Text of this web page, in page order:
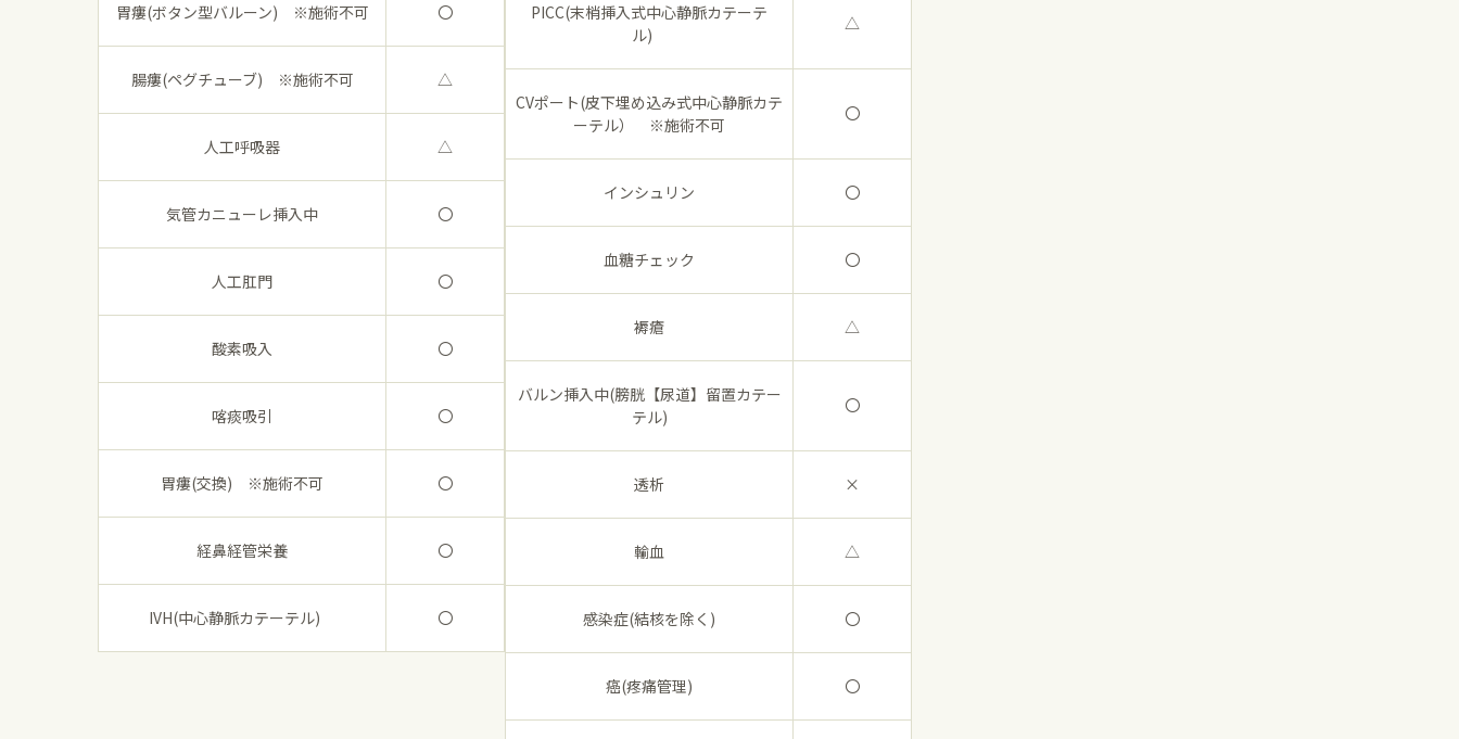
胃瘻(ボタン型バルーン) ※施術不可 〇
腸瘻(ペグチューブ) ※施術不可 △
人工呼吸器 △
気管カニューレ挿入中 〇
人工肛門 〇
酸素吸入 〇
喀痰吸引 〇
胃瘻(交換) ※施術不可 〇
経鼻経管栄養 〇
IVH(中心静脈カテーテル) 〇
PICC(末梢挿入式中心静脈カテーテ
ル)
△
CVポート(皮下埋め込み式中心静脈カテ
ーテル） ※施術不可
〇
インシュリン 〇
血糖チェック 〇
褥瘡 △
バルン挿入中(膀胱【尿道】留置カテー
テル)
〇
透析 ×
輸血 △
感染症(結核を除く) 〇
癌(疼痛管理) 〇